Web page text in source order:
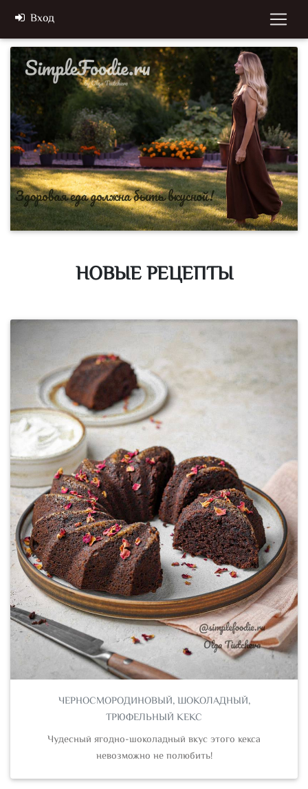
Вход
НОВЫЕ РЕЦЕПТЫ
ЧЕРНОСМОРОДИНОВЫЙ, ШОКОЛАДНЫЙ,
ТРЮФЕЛЬНЫЙ КЕКС
Чудесный ягодно-шоколадный вкус этого кекса
невозможно не полюбить!